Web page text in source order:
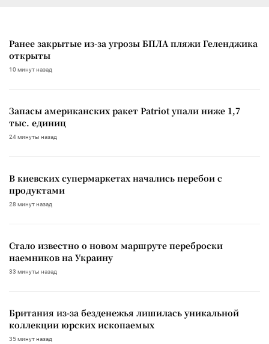
Ранее закрытые из-за угрозы БПЛА пляжи Геленджика
открыты
10 минут назад
Запасы американских ракет Patriot упали ниже 1,7
тыс. единиц
24 минуты назад
В киевских супермаркетах начались перебои с
продуктами
28 минут назад
Стало известно о новом маршруте переброски
наемников на Украину
33 минуты назад
Британия из-за безденежья лишилась уникальной
коллекции юрских ископаемых
35 минут назад